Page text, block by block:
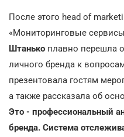
После этого head of
«Мониторинговые
Штанько плавно перешла
личного бренда к
презентовала гостям
а также рассказала об
Это - профессиональный
бренда. Система